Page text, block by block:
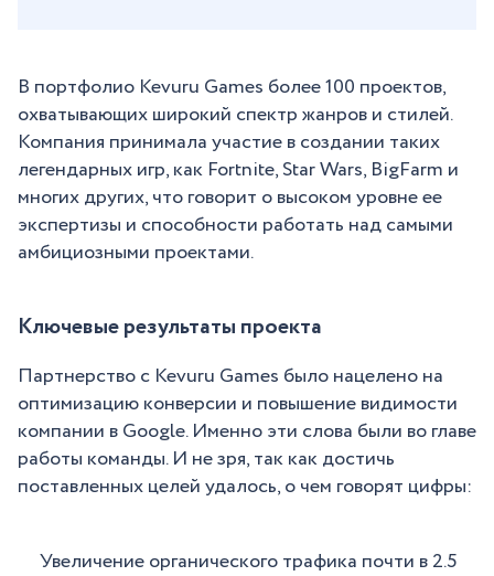
В портфолио Kevuru Games более 100 проектов,
охватывающих широкий спектр жанров и стилей.
Компания принимала участие в создании таких
легендарных игр, как Fortnite, Star Wars, BigFarm и
многих других, что говорит о высоком уровне ее
экспертизы и способности работать над самыми
амбициозными проектами.
Ключевые результаты проекта
Партнерство с Kevuru Games было нацелено на
оптимизацию конверсии и повышение видимости
компании в Google. Именно эти слова были во главе
работы команды. И не зря, так как достичь
поставленных целей удалось, о чем говорят цифры:
Увеличение органического трафика почти в 2.5